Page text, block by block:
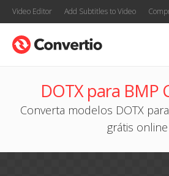
Video Editor Add Subtitles to Video
DOTX para BMP
Converta modelos DOTX
grátis online